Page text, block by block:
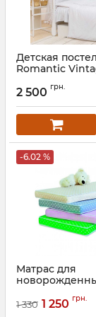
Детская
Romantic
Артикул: 4024-R-004
2 500 грн.
-6.02 %
Матрас для
Артикул:5000-38TM
1 330 1 250 грн.